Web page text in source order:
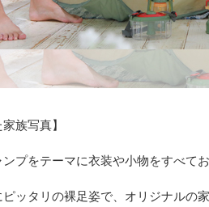
族写真】
プをテーマに衣装や小物をすべて
ッタリの裸足姿で、オリジナルの